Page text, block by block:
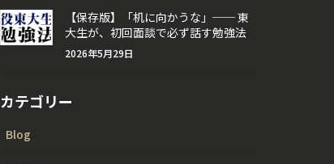
【保存版】「机に向かうな」── 東
大生が、初回面談で必ず話す勉強法
2026年5月29日
カテゴリー
Blog